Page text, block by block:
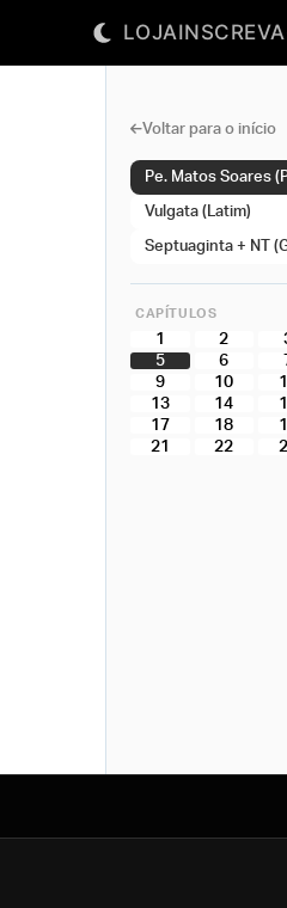
LOJA
Voltar para o início
Pe. Matos Soares
Vulgata (Latim)
Septuaginta + NT
CAPÍTULOS
1 2
5
6
9
10
13
14
17
18
21
22